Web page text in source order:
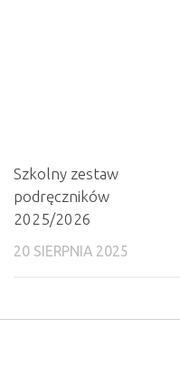
Szkolny zestaw
podręczników
2025/2026
20 SIERPNIA 2025